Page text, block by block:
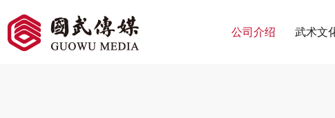
公司介绍 武术文